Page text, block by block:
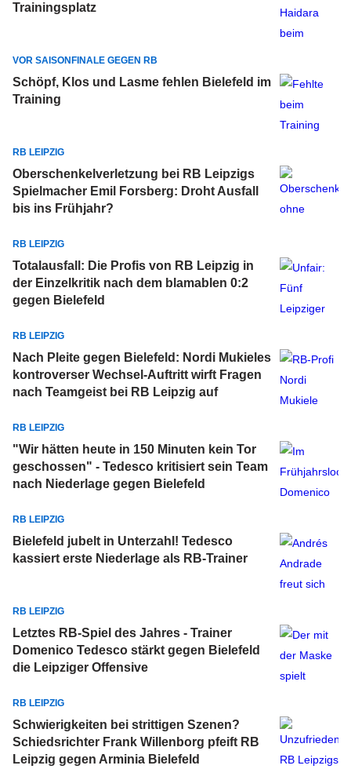
Trainingsplatz
VOR SAISONFINALE GEGEN RB
Schöpf, Klos und Lasme fehlen Bielefeld im
Training
RB LEIPZIG
Oberschenkelverletzung bei RB Leipzigs
Spielmacher Emil Forsberg: Droht Ausfall
bis ins Frühjahr?
RB LEIPZIG
Totalausfall: Die Profis von RB Leipzig in
der Einzelkritik nach dem blamablen 0:2
gegen Bielefeld
RB LEIPZIG
Nach Pleite gegen Bielefeld: Nordi Mukieles
kontroverser Wechsel-Auftritt wirft Fragen
nach Teamgeist bei RB Leipzig auf
RB LEIPZIG
"Wir hätten heute in 150 Minuten kein Tor
geschossen" - Tedesco kritisiert sein Team
nach Niederlage gegen Bielefeld
RB LEIPZIG
Bielefeld jubelt in Unterzahl! Tedesco
kassiert erste Niederlage als RB-Trainer
RB LEIPZIG
Letztes RB-Spiel des Jahres - Trainer
Domenico Tedesco stärkt gegen Bielefeld
die Leipziger Offensive
RB LEIPZIG
Schwierigkeiten bei strittigen Szenen?
Schiedsrichter Frank Willenborg pfeift RB
Leipzig gegen Arminia Bielefeld